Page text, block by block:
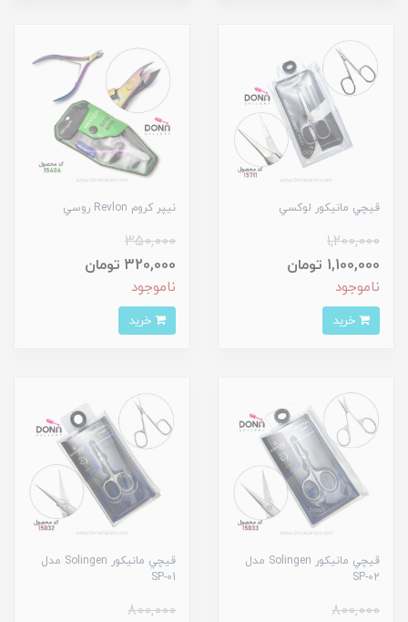
قيچي مانيکور لوکسي
1,200,000
1,100,000 تومان
ناموجود
نيپر کروم Revlon روسي
350,000
320,000 تومان
ناموجود
قيچي مانيکور Solingen مدل
SP-02
800,000
قيچي مانيکور Solingen مدل
SP-01
800,000